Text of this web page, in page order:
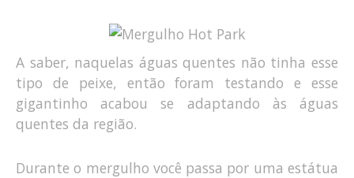
A saber, naquelas águas quentes não tinha esse
tipo de peixe, então foram testando e esse
gigantinho acabou se adaptando às águas
quentes da região.
Durante o mergulho você passa por uma estátua